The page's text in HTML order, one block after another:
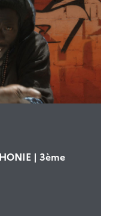
| 3ème